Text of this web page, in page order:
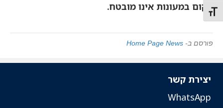
Toggle Font size
מקום במעונות אינו מובטח.
פורסם ב- Home Page News
יצירת קשר
WhatsApp